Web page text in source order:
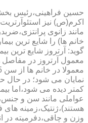
حسین فراهینی،رئیس
اکرم(ص) نیز
مانند زانوی
خانم ها) را شایع ترین
گوید: آرتروز شایع ترین
معمول آرتروز در مفاصل
نمایان می شود؛ در حال
کمتر دیده می شود،اما
عواملی مانند سن و
هستند)،ژنتیک،زمینه های
وزن و چاقی،دفرمیته در